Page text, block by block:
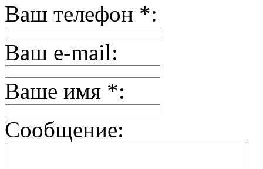
Ваш телефон *:
Ваш e-mail:
Ваше имя *:
Сообщение: